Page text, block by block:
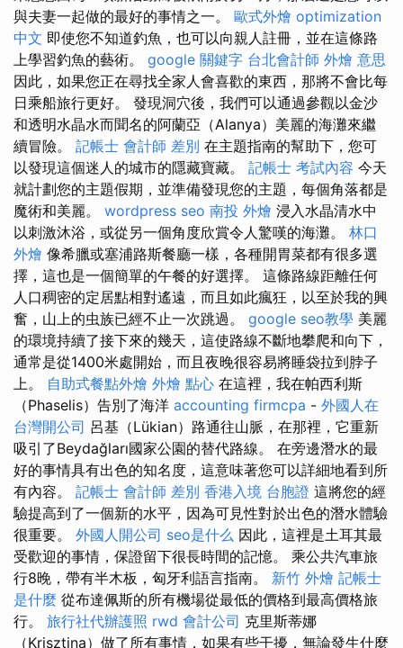
與夫妻一起做的最好的事情之一。 歐式外燴 optimization
中文 即使您不知道釣魚，也可以向親人註冊，並在這條路
上學習釣魚的藝術。 google 關鍵字 台北會計師 外燴 意思
因此，如果您正在尋找全家人會喜歡的東西，那將不會比每
日乘船旅行更好。 發現洞穴後，我們可以通過參觀以金沙
和透明水晶水而聞名的阿蘭亞（Alanya）美麗的海灘來繼
續冒險。 記帳士 會計師 差別 在主題指南的幫助下，您可
以發現這個迷人的城市的隱藏寶藏。 記帳士 考試內容 今天
就計劃您的主題假期，並準備發現您的主題，每個角落都是
魔術和美麗。 wordpress seo 南投 外燴 浸入水晶清水中
以刺激沐浴，或從另一個角度欣賞令人驚嘆的海灘。 林口
外燴 像希臘或塞浦路斯餐廳一樣，各種開胃菜都有很多選
擇，這也是一個簡單的午餐的好選擇。 這條路線距離任何
人口稠密的定居點相對遙遠，而且如此瘋狂，以至於我的興
奮，山上的虫族已經不止一次跳過。 google seo教學 美麗
的環境持續了接下來的幾天，這使路線不斷地攀爬和向下，
通常是從1400米處開始，而且夜晚很容易將睡袋拉到脖子
上。 自助式餐點外燴 外燴 點心 在這裡，我在帕西利斯
（Phaselis）告別了海洋 accounting firmcpa - 外國人在
台灣開公司 呂基（Lükian）路通往山脈，在那裡，它重新
吸引了Beydağları國家公園的替代路線。 在旁邊潛水的最
好的事情具有出色的知名度，這意味著您可以詳細地看到所
有內容。 記帳士 會計師 差別 香港入境 台胞證 這將您的經
驗提高到了一個新的水平，因為可見性對於出色的潛水體驗
很重要。 外國人開公司 seo是什么 因此，這裡是土耳其最
受歡迎的事情，保證留下很長時間的記憶。 乘公共汽車旅
行8晚，帶有半木板，匈牙利語言指南。 新竹 外燴 記帳士
是什麼 從布達佩斯的所有機場從最低的價格到最高價格旅
行。 旅行社代辦護照 rwd 會計公司 克里斯蒂娜
（Krisztina）做了所有事情，如果有些干擾，無論發生什麼